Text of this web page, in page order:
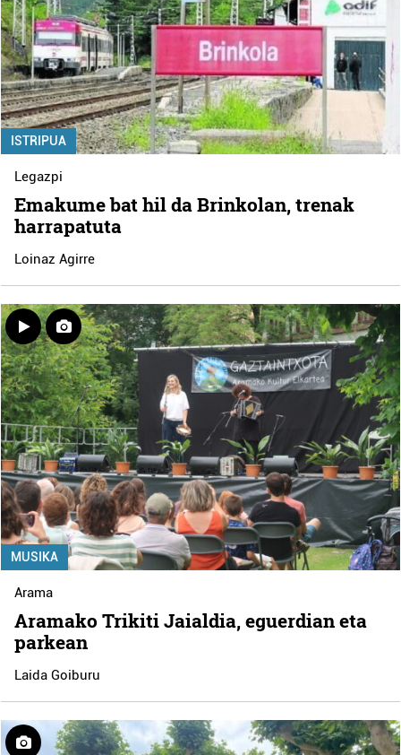
ISTRIPUA
Legazpi
Emakume bat hil da Brinkolan, trenak
harrapatuta
Loinaz Agirre
MUSIKA
Arama
Aramako Trikiti Jaialdia, eguerdian eta
parkean
Laida Goiburu